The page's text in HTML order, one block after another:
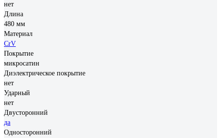
нет
Длина
480 мм
Материал
CrV
Покрытие
микросатин
Диэлектрическое покрытие
нет
Ударный
нет
Двусторонний
да
Односторонний